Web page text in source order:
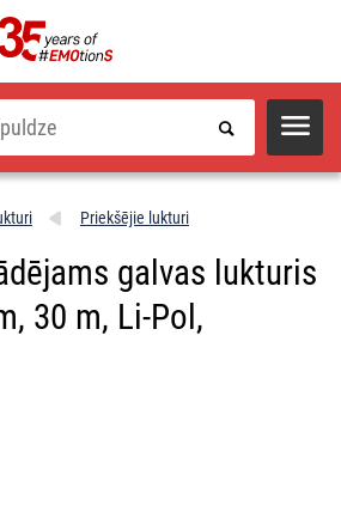
Priekšējie lukturi
galvas lukturis
30 m, Li-Pol,